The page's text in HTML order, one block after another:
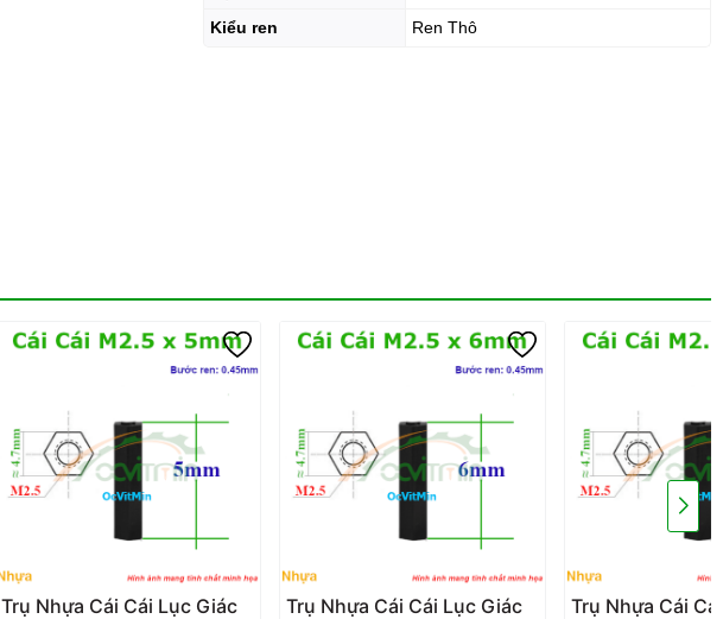
Kiểu ren Ren Thô
Trụ Nhựa Cái Cái Lục Giác
Trụ Nhựa Cái Cái Lục Giác
Trụ Nhựa Cái